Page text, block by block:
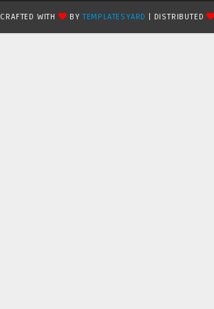
CRAFTED WITH BYTEMPLATESYARD | DISTRIBUTED